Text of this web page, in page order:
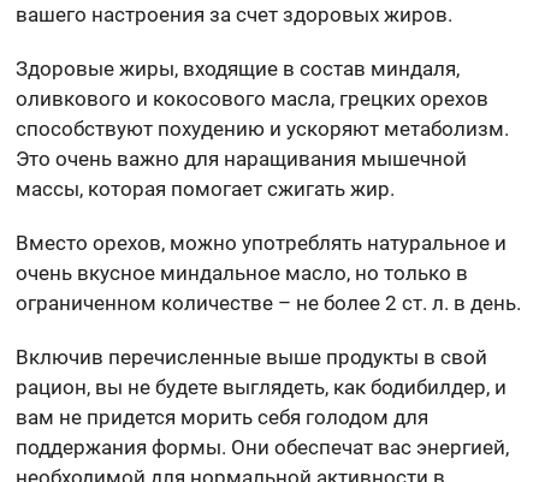
вашего настроения за счет здоровых жиров.
Здоровые жиры, входящие в состав миндаля,
оливкового и кокосового масла, грецких орехов
способствуют похудению и ускоряют метаболизм.
Это очень важно для наращивания мышечной
массы, которая помогает сжигать жир.
Вместо орехов, можно употреблять натуральное и
очень вкусное миндальное масло, но только в
ограниченном количестве – не более 2 ст. л. в день.
Включив перечисленные выше продукты в свой
рацион, вы не будете выглядеть, как бодибилдер, и
вам не придется морить себя голодом для
поддержания формы. Они обеспечат вас энергией,